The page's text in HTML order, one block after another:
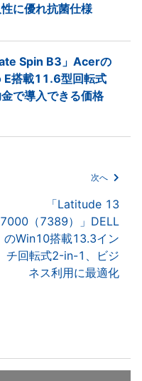
に優れ抗菌仕様
Spin B3」Acerの
搭載11.6型回転式
で導入できる価格
次へ
「Latitude 13
7000（7389）」DELL
のWin10搭載13.3イン
チ回転式2-in-1、ビジ
ネス利用に最適化